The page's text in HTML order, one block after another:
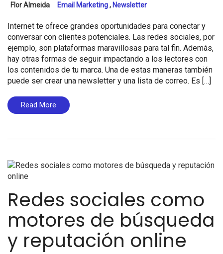
Flor Almeida
Email Marketing, Newsletter
Internet te ofrece grandes oportunidades para conectar y
conversar con clientes potenciales. Las redes sociales, por
ejemplo, son plataformas maravillosas para tal fin. Además,
hay otras formas de seguir impactando a los lectores con
los contenidos de tu marca. Una de estas maneras también
puede ser crear una newsletter y una lista de correo. Es […]
Read More
Redes sociales como
motores de búsqueda
y reputación online